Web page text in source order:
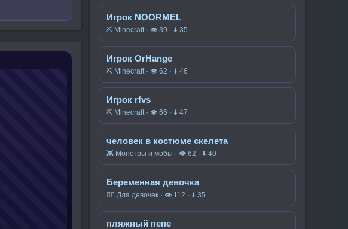
Игрок NOORMEL
⛏️ Minecraft · 👁 39 · ⬇ 35
Игрок OrHange
⛏️ Minecraft · 👁 62 · ⬇ 46
Игрок rfvs
⛏️ Minecraft · 👁 66 · ⬇ 47
человек в костюме скелета
👾 Монстры и мобы · 👁 62 · ⬇ 40
Беременная девочка
🧍‍♀️ Для девочек · 👁 112 · ⬇ 35
пляжный пепе